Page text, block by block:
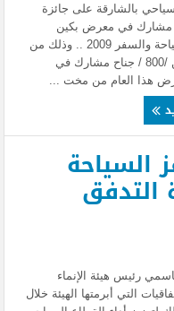
بالشارقة على جائزة
مشارك في معرض بكين
الدولي للسياحة والسفر 2009 .. وذلك من
بين أكثر من /800 / جناح مشارك في
هذا العام من مخت ...
السياحة
التدفق
رئيس هيئة الإنماء
التي أبرمتها الهيئة خلال